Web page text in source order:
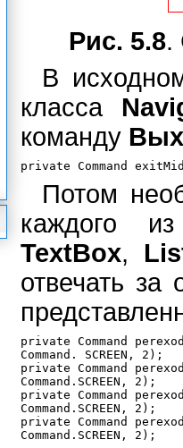
Рис. 5.8.
В
класса
команду
Потом
каждого
TextBox,
отвечать за
private Command
Command. SCREEN, 2);
private Command
Command.SCREEN, 2);
private Command
Command.SCREEN, 2);
private Command